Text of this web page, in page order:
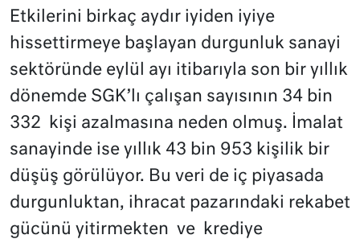
Etkilerini birkaç aydır iyiden iyiye
hissettirmeye başlayan durgunluk sanayi
sektöründe eylül ayı itibarıyla son bir yıllık
dönemde SGK’lı çalışan sayısının 34 bin
332 kişi azalmasına neden olmuş. İmalat
sanayinde ise yıllık 43 bin 953 kişilik bir
düşüş görülüyor. Bu veri de iç piyasada
durgunluktan, ihracat pazarındaki rekabet
gücünü yitirmekten ve krediye